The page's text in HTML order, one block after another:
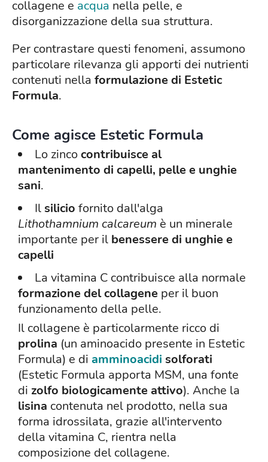
collagene e acqua nella pelle, e
disorganizzazione della sua struttura.
Per contrastare questi fenomeni, assumono
particolare rilevanza gli apporti dei nutrienti
contenuti nella formulazione di Estetic
Formula.
Come agisce Estetic Formula
Lo zincocontribuisce al
mantenimento di capelli, pelle e unghie
sani.
Ilsilicio fornito dall'alga
Lithothamnium calcareum è un minerale
importante per il benessere di unghie e
capelli
La vitamina C contribuisce alla normale
formazione del collagene per il buon
funzionamento della pelle.
Il collagene è particolarmente ricco di
prolina (un aminoacido presente in Estetic
Formula) e di amminoacidi solforati
(Estetic Formula apporta MSM, una fonte
di zolfo biologicamente attivo). Anche la
lisina contenuta nel prodotto, nella sua
forma idrossilata, grazie all'intervento
della vitamina C, rientra nella
composizione del collagene.